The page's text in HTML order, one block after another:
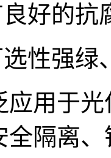
好的抗
性强绿
应用于
全隔离